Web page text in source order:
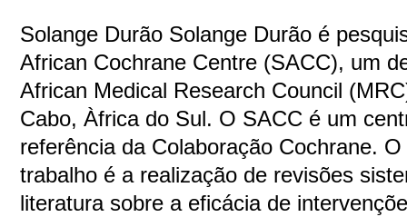
Solange Durão Solange Durão é
African Cochrane Centre (SACC), um
African Medical Research Council
Cabo, Àfrica do Sul. O SACC é um
referência da Colaboração Cochrane.
trabalho é a realização de revisões
literatura sobre a eficácia de